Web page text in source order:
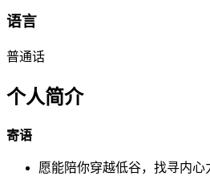
语言
普通话
个人简介
寄语
愿能陪你穿越低谷，找寻内